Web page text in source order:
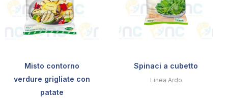
Misto contorno
verdure grigliate con
patate
Spinaci a cubetto
Linea Ardo